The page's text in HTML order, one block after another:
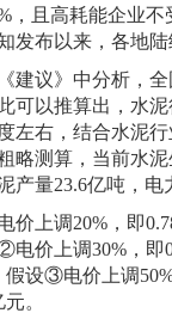
，且高耗能企业
发布以来，各地
建议》中分析，
可以推算出，水
左右，结合水泥
略测算，当前水
产量23.6亿吨，电
价上调20%，即
电价上调30%，即
假设③电价上调
。